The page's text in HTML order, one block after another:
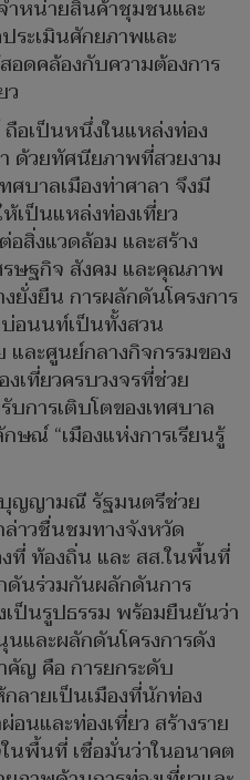
ำหน่ายสินค้าชุมชนและ
ระเมินศักยภาพและ
ดคล้องกับความต้องการ
ว
อเป็นหนึ่งในแหล่งท่อง
ด้วยทัศนียภาพที่สวยงาม
ศบาลเมืองท่าศาลา จึงมี
ป็นแหล่งท่องเที่ยว
สิ่งแวดล้อม และสร้าง
ษฐกิจ สังคม และคุณภาพ
งยืน การผลักดันโครงการ
อนนท์เป็นทั้งสวน
ละศูนย์กลางกิจกรรมของ
ที่ยวครบวงจรที่ช่วย
การเติบโตของเทศบาล
ษณ์ “เมืองแห่งการเรียนรู้
ญญามณี รัฐมนตรีช่วย
ล่าวชื่นชมทางจังหวัด
ที่ ท้องถิ่น และ สส.ในพื้นที่
ดันร่วมกันผลักดันการ
นรูปธรรม พร้อมยืนยันว่า
และผลักดันโครงการดัง
คัญ คือ การยกระดับ
ลายเป็นเมืองที่นักท่อง
นและท่องเที่ยว สร้างราย
นพื้นที่ เชื่อมั่นว่าในอนาคต